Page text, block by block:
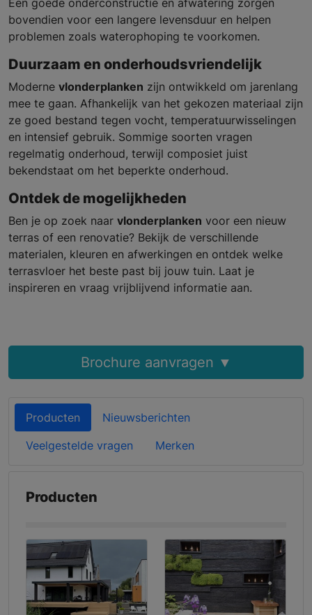
bovendien voor een langere levensduur en helpen
problemen zoals waterophoping te voorkomen.
Duurzaam en onderhoudsvriendelijk
Moderne vlonderplanken zijn ontwikkeld om jarenlang
mee te gaan. Afhankelijk van het gekozen materiaal zijn
ze goed bestand tegen vocht, temperatuurwisselingen
en intensief gebruik. Sommige soorten vragen
regelmatig onderhoud, terwijl composiet juist
bekendstaat om het beperkte onderhoud.
Ontdek de mogelijkheden
Ben je op zoek naar vlonderplanken voor een nieuw
terras of een renovatie? Bekijk de verschillende
materialen, kleuren en afwerkingen en ontdek welke
terrasvloer het beste past bij jouw tuin. Laat je
inspireren en vraag vrijblijvend informatie aan.
Brochure aanvragen ▼
Producten
Nieuwsberichten
Veelgestelde vragen
Merken
Producten